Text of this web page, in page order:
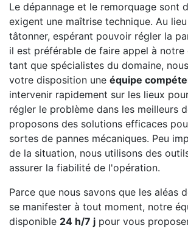
Le dépannage et le remorquage sont
exigent une maîtrise technique. Au
tâtonner, espérant pouvoir régler la
il est préférable de faire appel à notre
tant que spécialistes du domaine,
votre disposition une équipe
intervenir rapidement sur les lieux
régler le problème dans les meilleurs
proposons des solutions efficaces
sortes de pannes mécaniques. Peu
de la situation, nous utilisons des
assurer la fiabilité de l'opération.
Parce que nous savons que les aléas
se manifester à tout moment, notre
disponible 24 h/7 j pour vous